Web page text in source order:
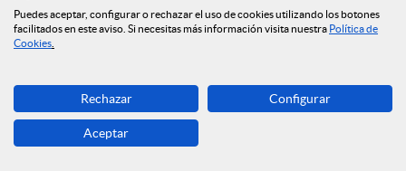
Informe especial sobre la situación de los mercados en marzo de
2025 a raíz de los vaivenes en la política comercial de Trump.
Archivo
Puedes aceptar, configurar o rechazar el uso de cookies utilizando los botones
facilitados en este aviso. Si necesitas más información visita nuestra Política de
Cookies
Rechazar Configurar
Aceptar